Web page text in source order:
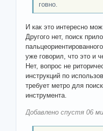
говно.
И как это интересно
Другого нет, поиск
уже говорил, что это и
Нет, вопрос не
инструкций по
требует метро для
инструмента.
Добавлено спустя 06